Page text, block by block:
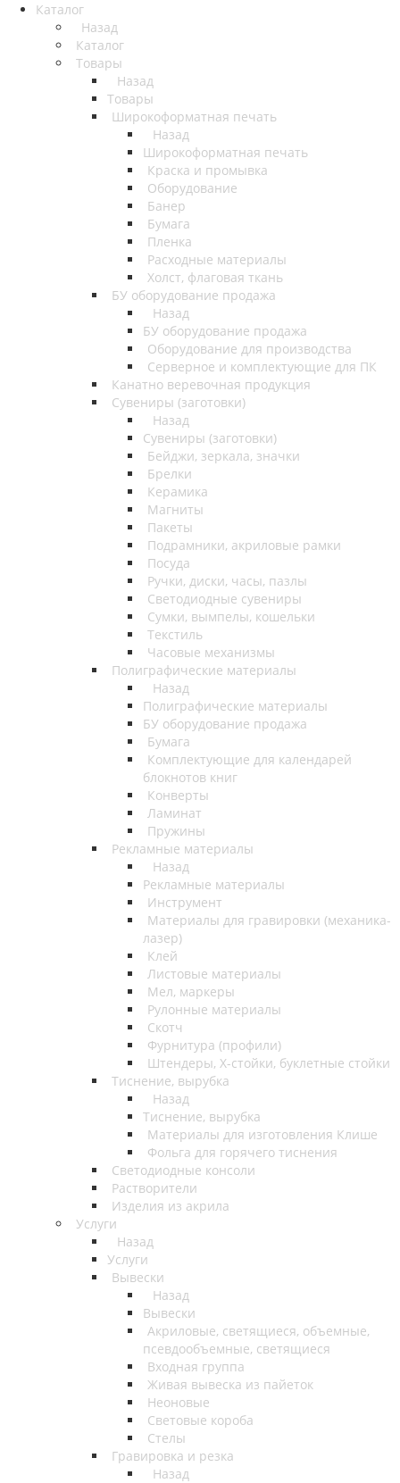
Каталог
Назад
Каталог
Товары
Назад
Товары
Широкоформатная печать
Назад
Широкоформатная печать
Краска и промывка
Оборудование
Банер
Бумага
Пленка
Расходные материалы
Холст, флаговая ткань
БУ оборудование продажа
Назад
БУ оборудование продажа
Оборудование для производства
Серверное и комплектующие для ПК
Канатно веревочная продукция
Сувениры (заготовки)
Назад
Сувениры (заготовки)
Бейджи, зеркала, значки
Брелки
Керамика
Магниты
Пакеты
Подрамники, акриловые рамки
Посуда
Ручки, диски, часы, пазлы
Светодиодные сувениры
Сумки, вымпелы, кошельки
Текстиль
Часовые механизмы
Полиграфические материалы
Назад
Полиграфические материалы
БУ оборудование продажа
Бумага
Комплектующие для календарей
блокнотов книг
Конверты
Ламинат
Пружины
Рекламные материалы
Назад
Рекламные материалы
Инструмент
Материалы для гравировки (механика-
лазер)
Клей
Листовые материалы
Мел, маркеры
Рулонные материалы
Скотч
Фурнитура (профили)
Штендеры, Х-стойки, буклетные стойки
Тиснение, вырубка
Назад
Тиснение, вырубка
Материалы для изготовления Клише
Фольга для горячего тиснения
Светодиодные консоли
Растворители
Изделия из акрила
Услуги
Назад
Услуги
Вывески
Назад
Вывески
Акриловые, светящиеся, объемные,
псевдообъемные, светящиеся
Входная группа
Живая вывеска из пайеток
Неоновые
Световые короба
Стелы
Гравировка и резка
Назад